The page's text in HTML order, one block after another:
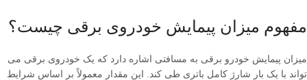
مفهوم میزان پیمایش خودروی برقی چیست؟
میزان پیمایش خودرو برقی به مسافتی اشاره دارد که یک خودروی برقی می
‌تواند با یک بار شارژ کامل باتری طی کند. این مقدار معمولاً بر اساس شرایط